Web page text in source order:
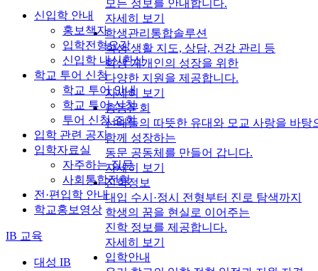
신입학 안내
홍보책자
입학전형요강
신입학 내신환산
학교 투어 신청
학교 투어 안내
학교 투어 신청
투어 신청 조회
입학 관련 공지
입학자료실
자주하는 질문
사회통합전형
전·편입학 안내
학교홍보영상
IB 교육
대성 IB
모든 정보를 안내합니다.
자세히 보기
학생관리통합솔루션
학생 생활 지도, 상담, 건강 관리 등
학생 개개인의 성장을 위한
다양한 지원을 제공합니다.
자세히 보기
총동문회
선배들의 따뜻한 유대와 모교 사랑을 바탕
함께 성장하는
동문 공동체를 만들어 갑니다.
자세히 보기
진학정보
대입 수시·정시 전형부터 진로 탐색까지
학생의 꿈을 현실로 이어주는
진학 정보를 제공합니다.
자세히 보기
입학안내